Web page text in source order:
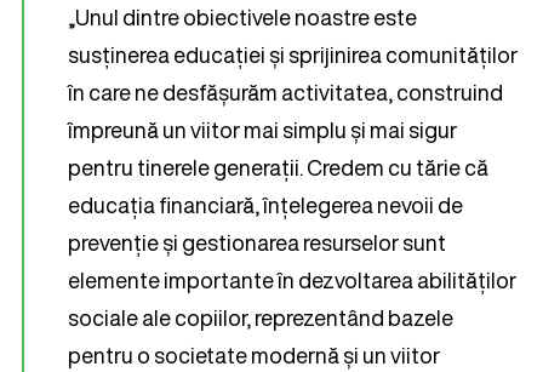
„Unul dintre obiectivele noastre este
susținerea educației și sprijinirea comunităților
în care ne desfășurăm activitatea, construind
împreună un viitor mai simplu și mai sigur
pentru tinerele generații. Credem cu tărie că
educația financiară, înțelegerea nevoii de
prevenție și gestionarea resurselor sunt
elemente importante în dezvoltarea abilităților
sociale ale copiilor, reprezentând bazele
pentru o societate modernă și un viitor